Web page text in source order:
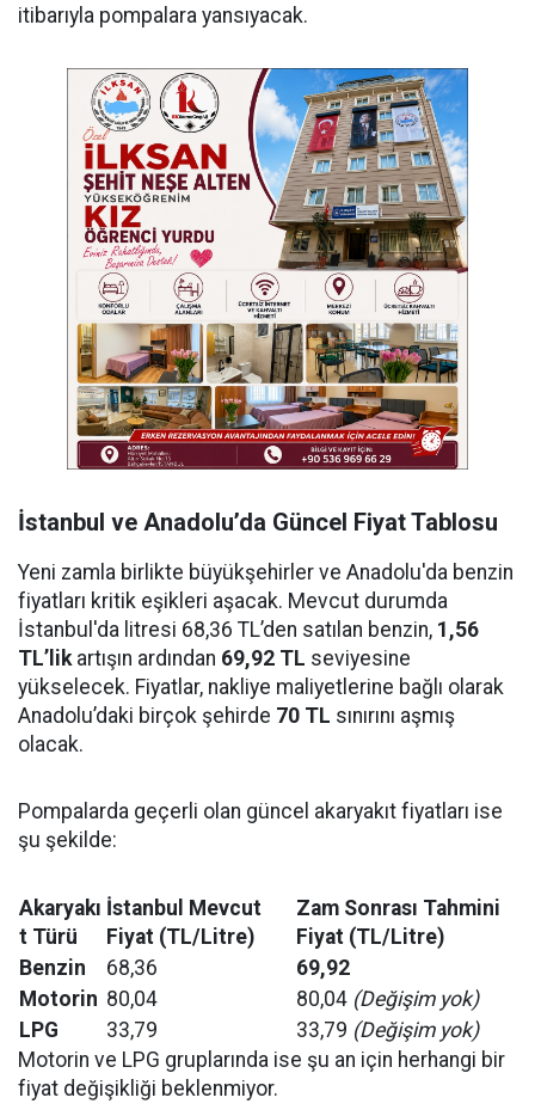
itibarıyla pompalara yansıyacak.
İstanbul ve Anadolu’da Güncel Fiyat Tablosu
Yeni zamla birlikte büyükşehirler ve Anadolu'da benzin
fiyatları kritik eşikleri aşacak. Mevcut durumda
İstanbul'da litresi 68,36 TL’den satılan benzin, 1,56
TL’lik artışın ardından 69,92 TL seviyesine
yükselecek. Fiyatlar, nakliye maliyetlerine bağlı olarak
Anadolu’daki birçok şehirde 70 TL sınırını aşmış
olacak.
Pompalarda geçerli olan güncel akaryakıt fiyatları ise
şu şekilde:
Akaryakı
t Türü
İstanbul Mevcut
Fiyat (TL/Litre)
Zam Sonrası Tahmini
Fiyat (TL/Litre)
Benzin
68,36
69,92
Motorin 80,04 80,04 (Değişim yok)
LPG
33,79 33,79 (Değişim yok)
Motorin ve LPG gruplarında ise şu an için herhangi bir
fiyat değişikliği beklenmiyor.